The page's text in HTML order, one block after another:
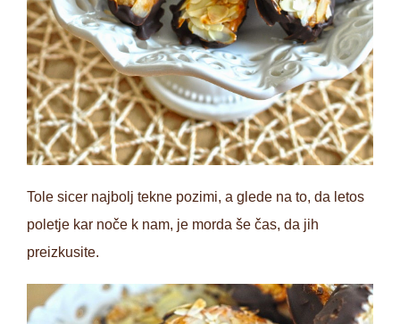
Tole sicer najbolj tekne pozimi, a glede na to, da letos
poletje kar noče k nam, je morda še čas, da jih
preizkusite.